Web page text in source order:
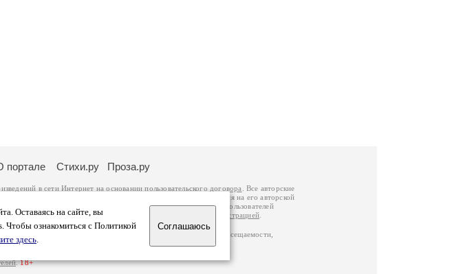
Оставаясь на сайте, вы
Чтобы ознакомиться с Политикой
здесь.
Соглашаюсь
портале Стихи.ру Проза.ру
в сети Интернет на основаниипользовательского договора
. Все авторские
только с согласия его автора, к которому вы можете обратиться на его авторской
законодательства Российской Федерации. Данные пользователей
более подробнуюинформацию о портале связаться с администрацией
более полумиллиона страниц по данным счетчика посещаемости,
и количество посетителей.
.18+